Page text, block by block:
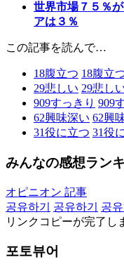
世界市場７５％
アは３％
この記事を読んで…
18腹立つ 18腹立
29悲しい 29悲し
909すっきり 909
62興味深い 62興
31役に立つ 31役
みんなの感想ラン
オピニオン 記事
공유하기
공유하기 공유
リンクコピーが完了し
포토뷰어